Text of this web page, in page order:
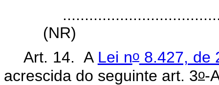
(NR)
Art. 14. A Lei no8.427, de
acrescida do seguinte art. 3o-